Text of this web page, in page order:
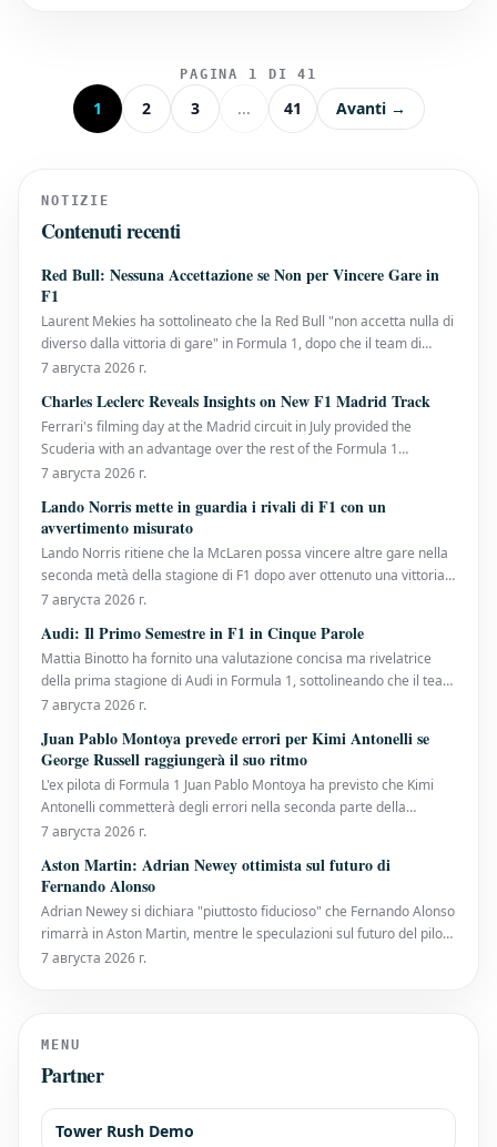
PAGINA 1 DI 41
1 2 3 ... 41 Avanti →
NOTIZIE
Contenuti recenti
Red Bull: Nessuna Accettazione se Non per Vincere Gare in
F1
Laurent Mekies ha sottolineato che la Red Bull "non accetta nulla di
diverso dalla vittoria di gare" in Formula 1, dopo che il team di
Milton Keynes ha affrontato una prima metà di stagione senza
arriva alla pausa estiva senza
7 августа 2026 г.
Charles Leclerc Reveals Insights on New F1 Madrid Track
Ferrari's filming day at the Madrid circuit in July provided the
Scuderia with an advantage over the rest of the Formula 1
paddock. Charles Leclerc, a nine-time Grand Prix winner, has now
Grand Prix in September. Alongside Lew
7 августа 2026 г.
Lando Norris mette in guardia i rivali di F1 con un
avvertimento misurato
Lando Norris ritiene che la McLaren possa vincere altre gare nella
seconda metà della stagione di F1 dopo aver ottenuto una vittoria
dominante al Gran Premio d'Ungheria, il suo primo trionfo della
del titolo impegnativa finora
7 августа 2026 г.
Audi: Il Primo Semestre in F1 in Cinque Parole
Mattia Binotto ha fornito una valutazione concisa ma rivelatrice
della prima stagione di Audi in Formula 1, sottolineando che il team
sta costruendo solide fondamenta nonostante un inizio di
con enormi aspettative. Dopo anni
7 августа 2026 г.
Juan Pablo Montoya prevede errori per Kimi Antonelli se
George Russell raggiungerà il suo ritmo
L'ex pilota di Formula 1 Juan Pablo Montoya ha previsto che Kimi
Antonelli commetterà degli errori nella seconda parte della
stagione, a condizione che George Russell impari a eguagliare il
essere un talento generazionale, vinc
7 августа 2026 г.
Aston Martin: Adrian Newey ottimista sul futuro di
Fernando Alonso
Adrian Newey si dichiara "piuttosto fiducioso" che Fernando Alonso
rimarrà in Aston Martin, mentre le speculazioni sul futuro del pilota
spagnolo in Formula 1 continuano ad intensificarsi durante la
7 августа 2026 г.
MENU
Partner
Tower Rush Demo